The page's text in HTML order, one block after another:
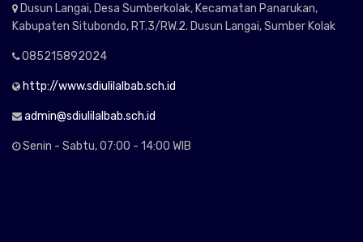
Dusun Langai, Desa Sumberkolak, Kecamatan Panarukan,
Kabupaten Situbondo, RT.3/RW.2. Dusun Langai, Sumber Kolak
085215892024
http://www.sdiulilalbab.sch.id
admin@sdiulilalbab.sch.id
Senin - Sabtu, 07:00 - 14:00 WIB